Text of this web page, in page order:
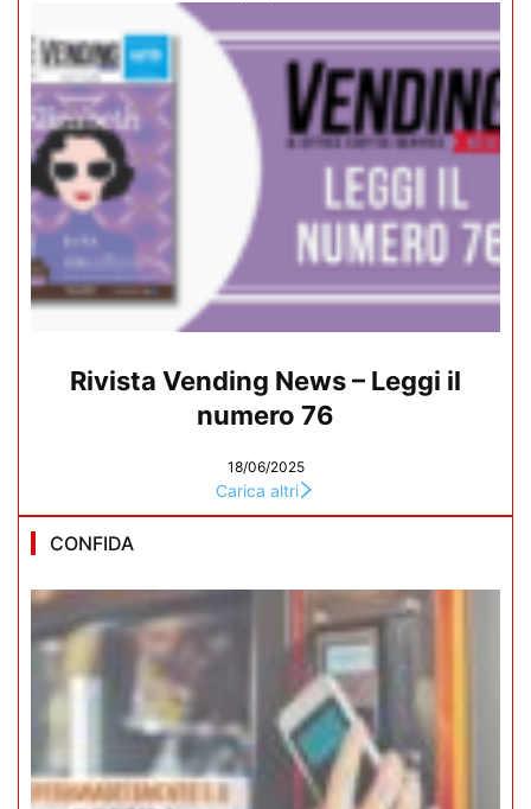
Rivista Vending News – Leggi il
numero 76
18/06/2025
Carica altri
CONFIDA